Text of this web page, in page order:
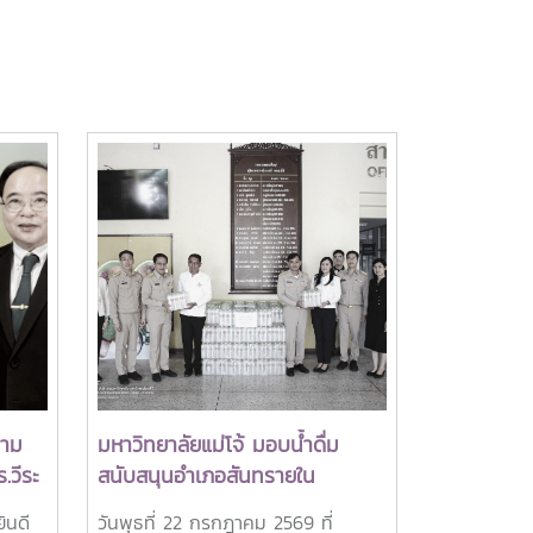
ม
ระ
ลัย
นดี
มหาวิทยาลัยแม่โจ้ มอบน้ำดื่ม
สนับสนุนอำเภอสันทรายใน
กิจกรรม "จิตอาสาพัฒนาภูมิทัศน์"
วันพุธที่ 22 กรกฎาคม 2569 ที่